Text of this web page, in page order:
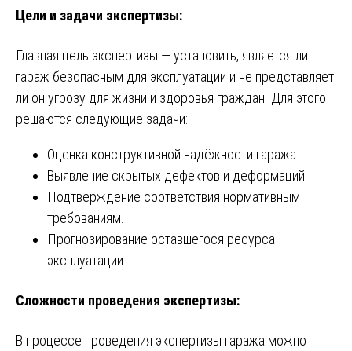
Цели и задачи экспертизы:
Главная цель экспертизы — установить, является ли
гараж безопасным для эксплуатации и не представляет
ли он угрозу для жизни и здоровья граждан. Для этого
решаются следующие задачи:
Оценка конструктивной надёжности гаража.
Выявление скрытых дефектов и деформаций.
Подтверждение соответствия нормативным
требованиям.
Прогнозирование оставшегося ресурса
эксплуатации.
Сложности проведения экспертизы:
В процессе проведения экспертизы гаража можно